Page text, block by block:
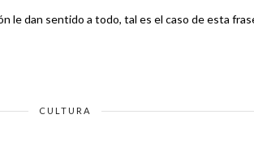
le dan sentido a todo, tal es el caso de esta
CULTURA